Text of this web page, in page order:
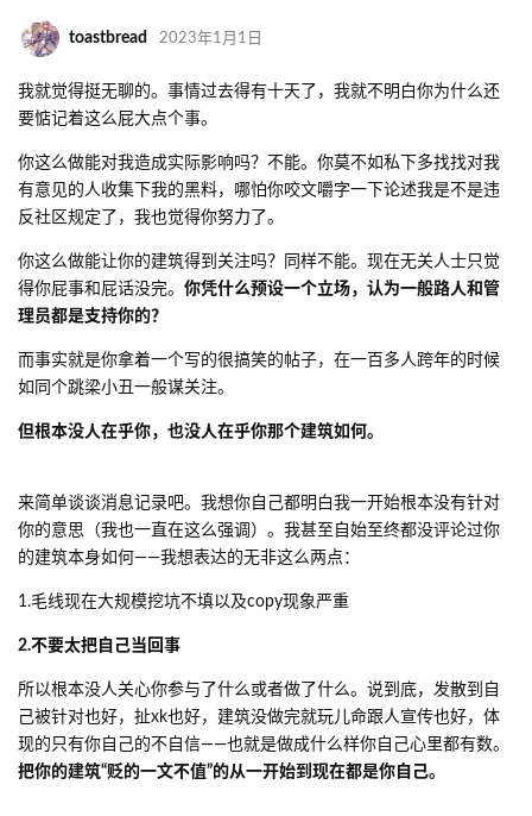
toastbread 2023年1月1日
我就觉得挺无聊的。事情过去得有十天了，我就不明白你为什么还
要惦记着这么屁大点个事。
你这么做能对我造成实际影响吗？不能。你莫不如私下多找找对我
有意见的人收集下我的黑料，哪怕你咬文嚼字一下论述我是不是违
反社区规定了，我也觉得你努力了。
你这么做能让你的建筑得到关注吗？同样不能。现在无关人士只觉
得你屁事和屁话没完。 你凭什么预设一个立场，认为一般路人和管
理员都是支持你的？
而事实就是你拿着一个写的很搞笑的帖子，在一百多人跨年的时候
如同个跳梁小丑一般谋关注。
但根本没人在乎你，也没人在乎你那个建筑如何。
来简单谈谈消息记录吧。我想你自己都明白我一开始根本没有针对
你的意思（我也一直在这么强调）。我甚至自始至终都没评论过你
的建筑本身如何——我想表达的无非这么两点：
1.毛线现在大规模挖坑不填以及copy现象严重
2.不要太把自己当回事
所以根本没人关心你参与了什么或者做了什么。说到底，发散到自
己被针对也好，扯xk也好，建筑没做完就玩儿命跟人宣传也好，体
现的只有你自己的不自信——也就是做成什么样你自己心里都有数。
把你的建筑“贬的一文不值”的从一开始到现在都是你自己。